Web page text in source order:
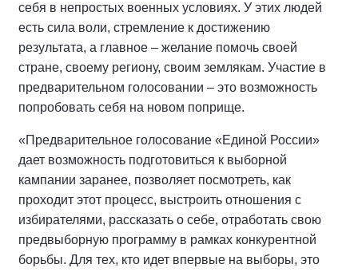
себя в непростых военных условиях. У этих людей
есть сила воли, стремление к достижению
результата, а главное – желание помочь своей
стране, своему региону, своим землякам. Участие в
предварительном голосовании – это возможность
попробовать себя на новом поприще.
«Предварительное голосование «Единой России»
дает возможность подготовиться к выборной
кампании заранее, позволяет посмотреть, как
проходит этот процесс, выстроить отношения с
избирателями, рассказать о себе, отработать свою
предвыборную программу в рамках конкурентной
борьбы. Для тех, кто идет впервые на выборы, это